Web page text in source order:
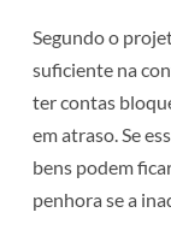
Segundo o
suficiente na
ter contas
em atraso. Se
bens podem
penhora se a